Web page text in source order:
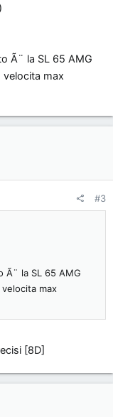
Ã¨ la SL 65 AMG
velocita max
#3
Ã¨ la SL 65 AMG
max
[8D]